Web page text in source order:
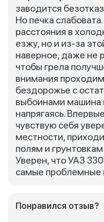
заводится
Но печка
расстояния в
езжу, но и из-за
наверное, даже не
чтобы грела
внимания
бездорожье с
выбоинами машина
напрягаясь.
чувствую себя
местности,
полям и
Уверен, что УАЗ
самые проблемные
Понравился отзыв?